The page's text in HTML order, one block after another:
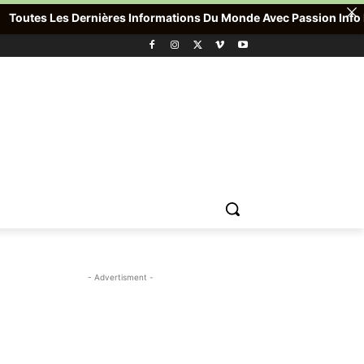
- Advertisment -
Les Dernières Informations Du Monde Avec Passion Info